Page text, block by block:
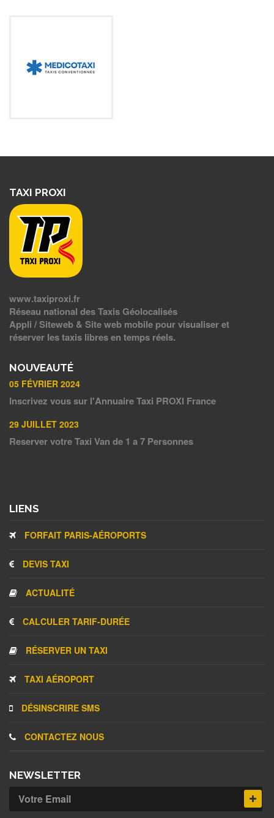
TAXI PROXI
www.taxiproxi.fr
Réseau national des Taxis Géolocalisés
Appli / Siteweb & Site web mobile pour visualiser et
réserver les taxis libres en temps réels.
NOUVEAUTÉ
05 FÉVRIER 2024
Inscrivez vous sur l'Annuaire Taxi PROXI France
29 JUILLET 2023
Reserver votre Taxi Van de 1 a 7 Personnes
LIENS
FORFAIT PARIS-AÉROPORTS
DEVIS TAXI
ACTUALITÉ
CALCULER TARIF-DURÉE
RÉSERVER UN TAXI
TAXI AÉROPORT
DÉSINSCRIRE SMS
CONTACTEZ NOUS
NEWSLETTER